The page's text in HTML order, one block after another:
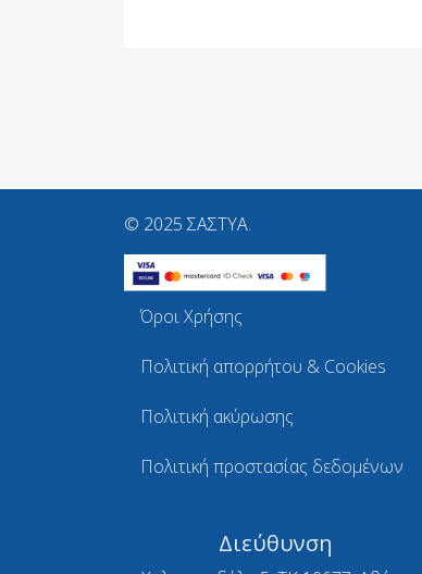
© 2025 ΣΑΣΤΥΑ.
Όροι Χρήσης
Πολιτική απορρήτου & Cookies
Πολιτική ακύρωσης
Πολιτική προστασίας δεδομένων
Διεύθυνση